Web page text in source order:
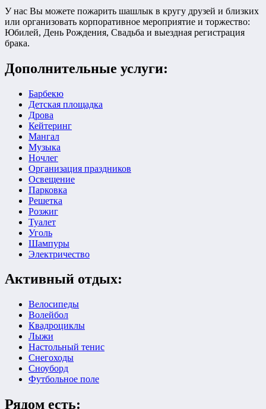
У нас Вы можете пожарить шашлык в кругу друзей и близких
или организовать корпоративное мероприятие и торжество:
Юбилей, День Рождения, Свадьба и выездная регистрация
брака.
Дополнительные услуги:
Барбекю
Детская площадка
Дрова
Кейтеринг
Мангал
Музыка
Ночлег
Организация праздников
Освещение
Парковка
Решетка
Розжиг
Туалет
Уголь
Шампуры
Электричество
Активный отдых:
Велосипеды
Волейбол
Квадроциклы
Лыжи
Настольный тенис
Снегоходы
Сноуборд
Футбольное поле
Рядом есть: